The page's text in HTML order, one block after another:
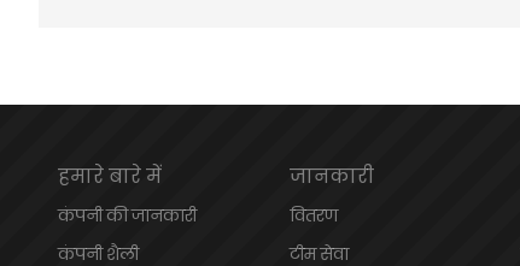
हमारे बारे में
कंपनी की जानकारी
कंपनी शैली
जानकारी
वितरण
टीम सेवा